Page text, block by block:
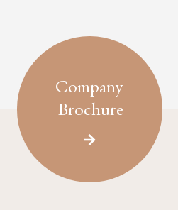
Company
Brochure